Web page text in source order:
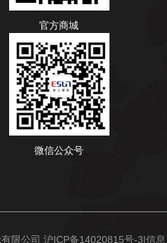
官方商城
微信公众号
限公司 沪ICP备14020815号-3|信